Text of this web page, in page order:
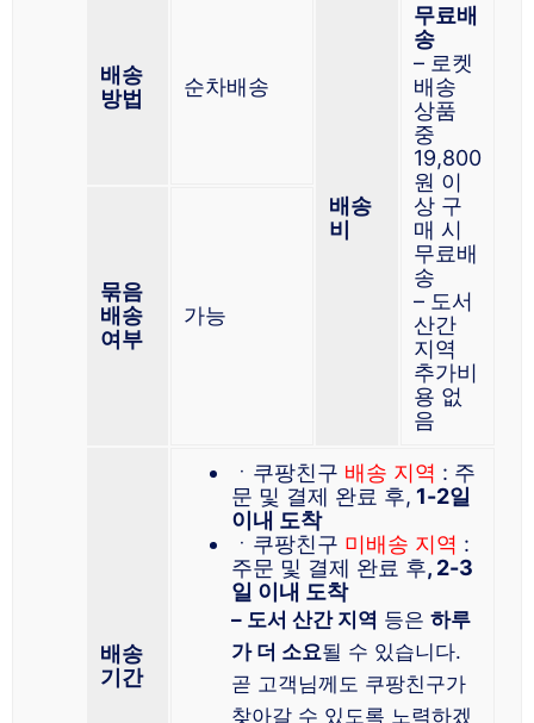
배송
방법
순차배송
배송
비
무료배
송
– 로켓
배송
상품
중
19,800
원 이
상 구
매 시
무료배
송
– 도서
산간
지역
추가비
용 없
음
묶음
배송
여부
가능
배송
기간
ㆍ쿠팡친구 배송 지역 : 주
문 및 결제 완료 후, 1-2일
이내 도착
ㆍ쿠팡친구 미배송 지역 :
주문 및 결제 완료 후, 2-3
일 이내 도착
– 도서 산간 지역 등은 하루
가 더 소요될 수 있습니다.
곧 고객님께도 쿠팡친구가
찾아갈 수 있도록 노력하겠